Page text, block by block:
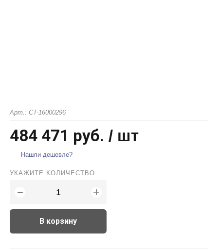
Арт.: CT-16000296
484 471 руб. / шт
Нашли дешевле?
УКАЖИТЕ КОЛИЧЕСТВО
− +
В корзину